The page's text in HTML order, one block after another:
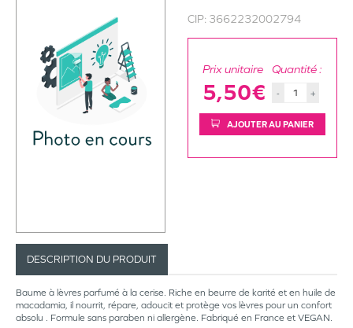
CIP: 3662232002794
Prix unitaire
5,50€
Quantité :
- +
AJOUTER AU PANIER
DESCRIPTION DU PRODUIT
Baume à lèvres parfumé à la cerise. Riche en beurre de karité et en huile de
macadamia, il nourrit, répare, adoucit et protège vos lèvres pour un confort
absolu . Formule sans paraben ni allergène. Fabriqué en France et VEGAN.